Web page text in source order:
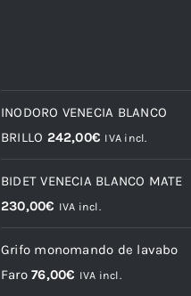
INODORO VENECIA BLANCO
BRILLO 242,00€ IVA incl.
BIDET VENECIA BLANCO MATE
230,00€ IVA incl.
Grifo monomando de lavabo
Faro 76,00€ IVA incl.